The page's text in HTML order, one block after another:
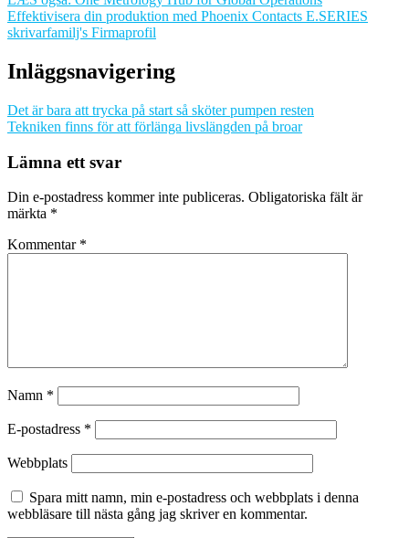
Effektivisera din produktion med Phoenix Contacts E.SERIES
skrivarfamilj's Firmaprofil
Inläggsnavigering
Det är bara att trycka på start så sköter pumpen resten
Tekniken finns för att förlänga livslängden på broar
Lämna ett svar
Din e-postadress kommer inte publiceras. Obligatoriska fält är
märkta *
Kommentar *
Namn *
E-postadress *
Webbplats
Spara mitt namn, min e-postadress och webbplats i denna
webbläsare till nästa gång jag skriver en kommentar.